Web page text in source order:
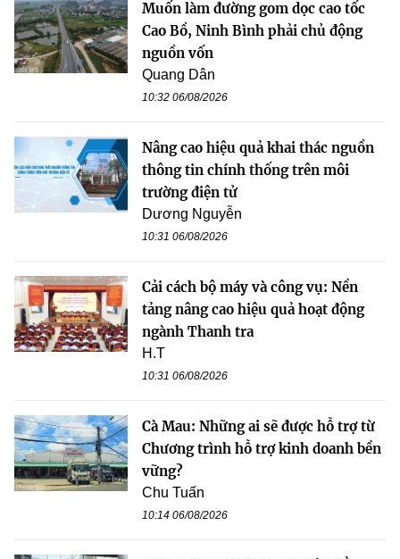
Muốn làm đường gom dọc cao tốc
Cao Bồ, Ninh Bình phải chủ động
nguồn vốn
Quang Dân
10:32 06/08/2026
Nâng cao hiệu quả khai thác nguồn
thông tin chính thống trên môi
trường điện tử
Dương Nguyễn
10:31 06/08/2026
Cải cách bộ máy và công vụ: Nền
tảng nâng cao hiệu quả hoạt động
ngành Thanh tra
H.T
10:31 06/08/2026
Cà Mau: Những ai sẽ được hỗ trợ từ
Chương trình hỗ trợ kinh doanh bền
vững?
Chu Tuấn
10:14 06/08/2026